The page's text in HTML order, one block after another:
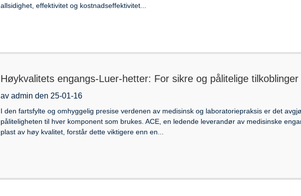
allsidighet, effektivitet og kostnadseffektivitet...
Høykvalitets engangs-Luer-hetter: For sikre og pålitelige tilkoblinger
av admin den 25-01-16
I den fartsfylte og omhyggelig presise verdenen av medisinsk og laboratoriepraksis er det
påliteligheten til hver komponent som brukes. ACE, en ledende leverandør av medisinske
plast av høy kvalitet, forstår dette viktigere enn en...